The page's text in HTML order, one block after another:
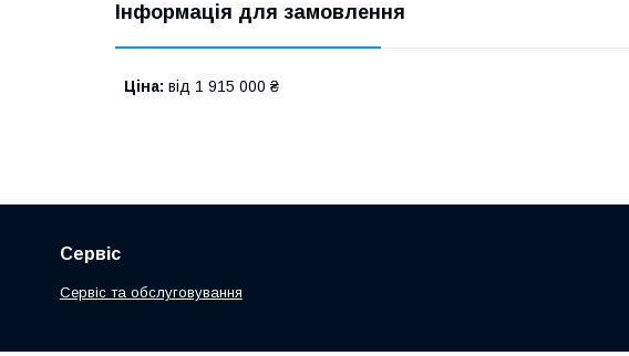
Інформація для замовлення
Ціна: від 1 915 000 ₴
Сервіс
Сервіс та обслуговування